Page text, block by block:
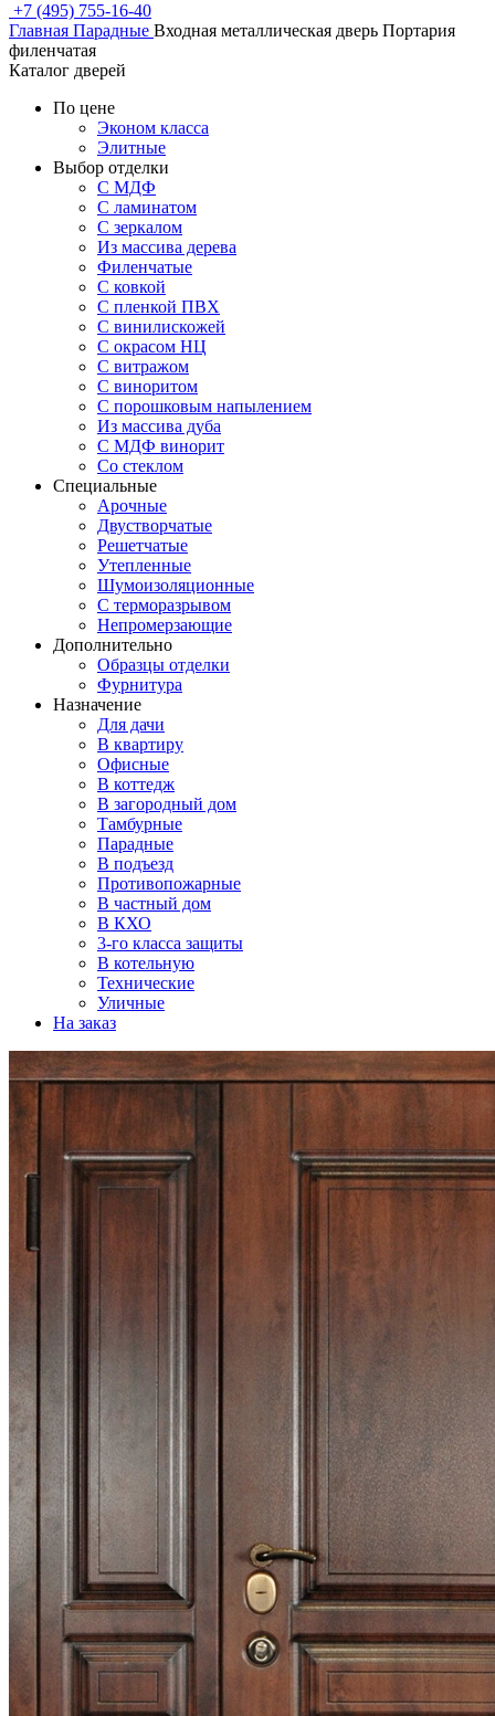
+7 (495) 755-16-40
Главная Парадные Входная металлическая дверь Портария
филенчатая
Каталог дверей
По цене
Эконом класса
Элитные
Выбор отделки
С МДФ
С ламинатом
С зеркалом
Из массива дерева
Филенчатые
С ковкой
С пленкой ПВХ
С винилискожей
С окрасом НЦ
С витражом
С виноритом
С порошковым напылением
Из массива дуба
С МДФ винорит
Со стеклом
Специальные
Арочные
Двустворчатые
Решетчатые
Утепленные
Шумоизоляционные
С терморазрывом
Непромерзающие
Дополнительно
Образцы отделки
Фурнитура
Назначение
Для дачи
В квартиру
Офисные
В коттедж
В загородный дом
Тамбурные
Парадные
В подъезд
Противопожарные
В частный дом
В КХО
3-го класса защиты
В котельную
Технические
Уличные
На заказ